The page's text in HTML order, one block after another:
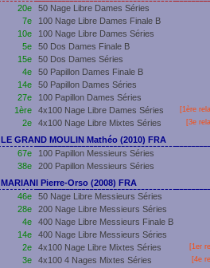
20e
50 Nage Libre Dames Séries
7e
100 Nage Libre Dames Finale B
10e
100 Nage Libre Dames Séries
5e
50 Dos Dames Finale B
15e
50 Dos Dames Séries
4e
50 Papillon Dames Finale B
14e
50 Papillon Dames Séries
27e
100 Papillon Dames Séries
1ère
4x100 Nage Libre Dames Séries [1ère
2e 4x100 Nage Libre Mixtes Séries [3e
LE GRAND MOULIN Mathéo (2010) FRA
67e
100 Papillon Messieurs Séries
38e
200 Papillon Messieurs Séries
MARIANI Pierre-Orso (2008) FRA
46e
50 Nage Libre Messieurs Séries
28e
200 Nage Libre Messieurs Séries
4e
400 Nage Libre Messieurs Finale B
14e
400 Nage Libre Messieurs Séries
2e
4x100 Nage Libre Mixtes Séries [1er
3e 4x100 4 Nages Mixtes Séries [4e